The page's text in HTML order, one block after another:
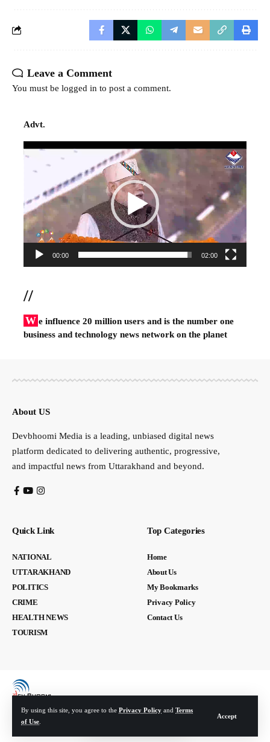
By using this site, you agree to the Privacy Policy and Terms
of Use
Accept
Leave a Comment
You must be logged in to post a comment.
Advt.
Video
00:00 02:00
//
W e influence 20 million users and is the number one
business and technology news network on the planet
About US
Devbhoomi Media is a leading, unbiased digital news
platform dedicated to delivering authentic, progressive,
and impactful news from Uttarakhand and beyond.
Quick Link
NATIONAL
UTTARAKHAND
POLITICS
CRIME
HEALTH NEWS
TOURISM
Top Categories
Home
About Us
My Bookmarks
Privacy Policy
Contact Us
© Devbhoomi Media. All Rights Reserved. | Developed By: